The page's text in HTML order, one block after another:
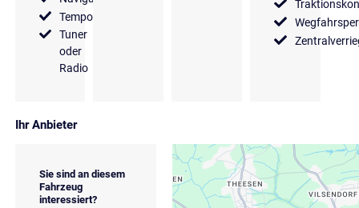
Tempomat
Tuner
oder
Radio
Ihr Anbieter
Sie sind an diesem
Fahrzeug
interessiert?